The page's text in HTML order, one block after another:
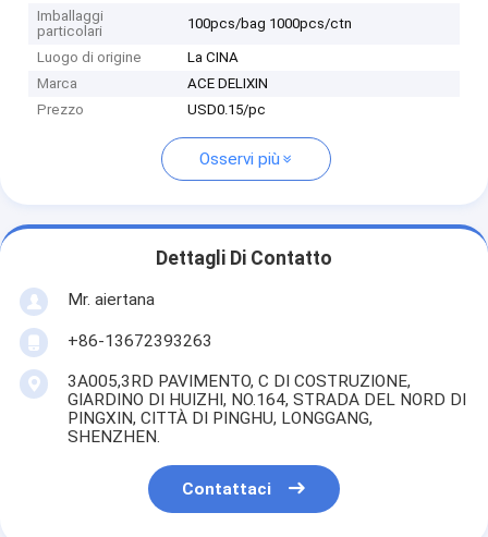
Imballaggi
particolari
100pcs/bag 1000pcs/ctn
Luogo di origine
La CINA
Marca
ACE DELIXIN
Prezzo
USD0.15/pc
Osservi più
Dettagli Di Contatto
Mr. aiertana
+86-13672393263
3A005,3RD PAVIMENTO, C DI COSTRUZIONE,
GIARDINO DI HUIZHI, NO.164, STRADA DEL NORD DI
PINGXIN, CITTÀ DI PINGHU, LONGGANG,
SHENZHEN.
Contattaci